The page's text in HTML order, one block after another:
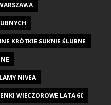
KRÓTKIE SUKNIE ŚLUBNE
NIVEA
WIECZOROWE LATA 60